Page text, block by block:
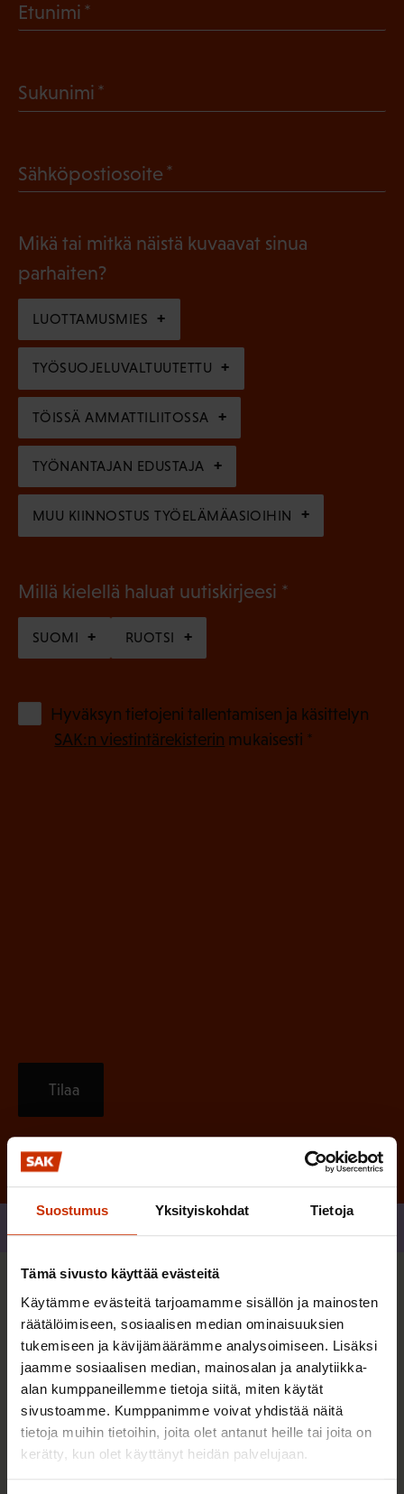
Suostumus Yksityiskohdat Tietoja
Tämä sivusto käyttää evästeitä
Käytämme evästeitä tarjoamamme sisällön ja mainosten
räätälöimiseen, sosiaalisen median ominaisuuksien
tukemiseen ja kävijämäärämme analysoimiseen. Lisäksi
jaamme sosiaalisen median, mainosalan ja analytiikka-
alan kumppaneillemme tietoja siitä, miten käytät
sivustoamme. Kumppanimme voivat yhdistää näitä
tietoja muihin tietoihin, joita olet antanut heille tai joita on
kerätty, kun olet käyttänyt heidän palvelujaan.
Etunimi
l
n
e
)
Sukunimi
k
l
i
n
e
n
)
Sähköpostiosoite
l
i
n
e
n
)
Mikä tai mitkä näistä kuvaavat sinua
parhaiten?
LUOTTAMUSMIES
TYÖSUOJELUVALTUUTETTU
TÖISSÄ AMMATTILIITOSSA
TYÖNANTAJAN EDUSTAJA
MUU KIINNOSTUS TYÖELÄMÄASIOIHIN
Millä kielellä haluat uutiskirjeesi
o
l
SUOMI RUOTSI
Hyväksyn tietojeni tallentamisen ja käsittelyn
SAK:n viestintärekisterin mukaisesti *
Tilaa
Sinua saattaa myös kiinnostaa
TERVE JA HYVÄ TYÖELÄMÄ